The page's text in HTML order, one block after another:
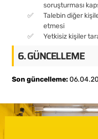
soruşturması
Talebin diğer
etmesi
Yetkisiz kişiler
6. GÜNCELLEME
Son güncelleme: